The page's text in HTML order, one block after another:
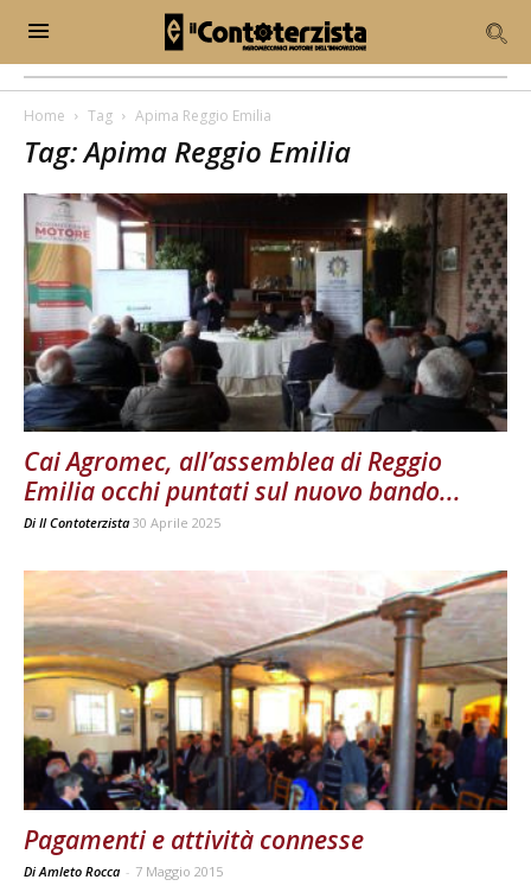
Home Tag Apima Reggio Emilia
Tag: Apima Reggio Emilia
Cai Agromec, all’assemblea di Reggio
Emilia occhi puntati sul nuovo bando...
Di Il Contoterzista 30 Aprile 2025
Pagamenti e attività connesse
Di Amleto Rocca - 7 Maggio 2015